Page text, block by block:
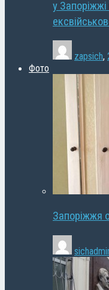
у
zapsich,
Фото
Запоріжжя